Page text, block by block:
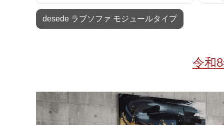
産地検索
desede ラブソファ モジュールタイプ
令和